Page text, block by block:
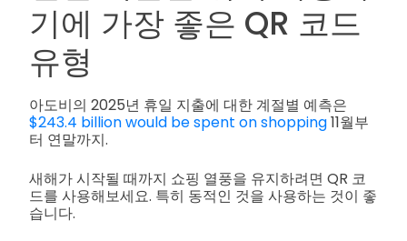
기에 가장 좋은 QR 코드
유형
아도비의 2025년 휴일 지출에 대한 계절별 예측은
$243.4 billion would be spent on shopping11월부
터 연말까지.
새해가 시작될 때까지 쇼핑 열풍을 유지하려면 QR 코
드를 사용해보세요. 특히 동적인 것을 사용하는 것이 좋
습니다.